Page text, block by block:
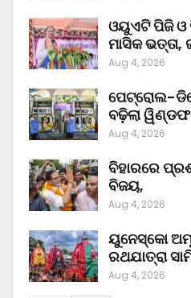
ଓୟୁଏଟି ପିଜି ଓ
ମାସିକ ଭତ୍ତା,
Aug 4, 2026
ପେଟ୍ରୋଲ-
ବଢ଼ିଲା
Aug 4, 2026
ବିହାରରେ
ବିଜୟ,
Aug 4, 2026
ୟୁନେସ୍କୋ
ରଥଯାତ୍ରା
Aug 4, 2026